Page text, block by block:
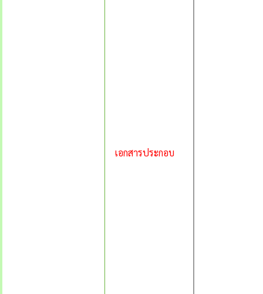
เอกสารประกอบ